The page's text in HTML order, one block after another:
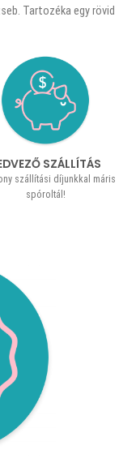
Tartozéka egy rövid
SZÁLLÍTÁS
szállítási díjunkkal máris
spóroltál!